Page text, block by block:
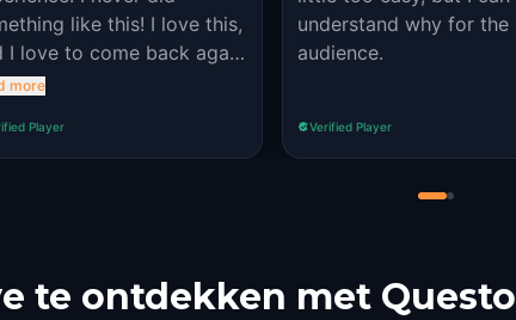
like this! I love this,
I love to come back again
should come if you
out everything and
is included and I
more
Player
understand why for the
audience.
Verified Player
te ontdekken met Questo